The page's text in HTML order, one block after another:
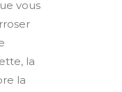
vous
la
la